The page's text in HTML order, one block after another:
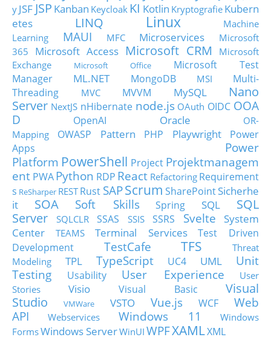
y JSF JSP Kanban Keycloak KI Kotlin Kryptografie Kubern
etes
LINQ Linux
Machine
Learning
MAUI MFC Microservices
Microsoft
365
Microsoft Access Microsoft CRM
Microsoft
Exchange
Microsoft Office
Microsoft Test
Manager
ML.NET MongoDB MSI
Multi-
Threading
MVC MVVM MySQL
Nano
Server NextJS nHibernate node.js OAuth OIDC OOA
D
OpenAI Oracle
OR-
Mapping
OWASP Pattern PHP Playwright
Power
Apps
Power
Platform PowerShell Project Projektmanagem
ent PWA Python RDP React Refactoring Requirement
s ReSharper RESTRust SAPScrum SharePointSicherhe
it
SOA Soft Skills Spring SQL
SQL
Server
SQLCLR SSAS SSIS SSRS Svelte
System
Center
TEAMS Terminal Services
Test Driven
Development
TestCafe TFS
Threat
Modeling
TPL TypeScript UC4 UML
Unit
Testing
Usability User Experience
User
Stories
Visio Visual Basic
Visual
Studio
VMWare VSTO Vue.js WCF
Web
API
Webservices Windows 11
Windows
FormsWindows ServerWinUI WPFXAMLXML